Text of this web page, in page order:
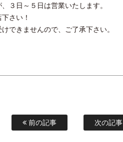
３日～５日は営業いたします。
さい！
できませんので、ご了承下さい。
前の記事 次の記事